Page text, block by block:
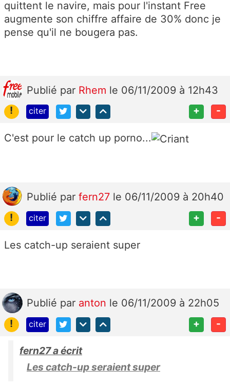
quittent le navire, mais pour l'instant Free
augmente son chiffre affaire de 30% donc je
pense qu'il ne bougera pas.
Publié par Rhem le 06/11/2009 à 12h43
!
citer + -
C'est pour le catch up porno...
Publié par fern27 le 06/11/2009 à 20h40
!
citer + -
Les catch-up seraient super
Publié par anton le 06/11/2009 à 22h05
!
citer + -
fern27 a écrit
Les catch-up seraient super